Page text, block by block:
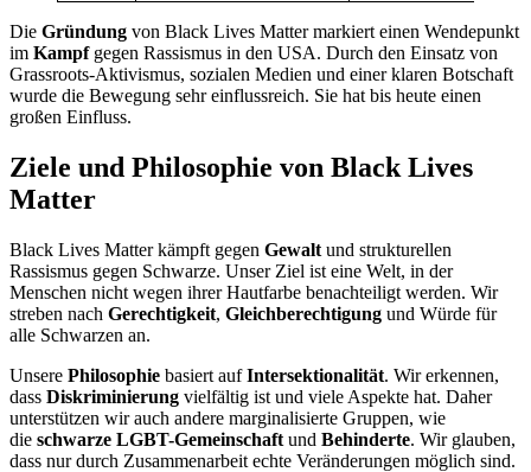
Die Gründung von Black Lives Matter markiert einen Wendepunkt
im Kampfgegen Rassismus in den USA. Durch den Einsatz von
Grassroots-Aktivismus, sozialen Medien und einer klaren Botschaft
wurde die Bewegung sehr einflussreich. Sie hat bis heute einen
großen Einfluss.
Ziele und Philosophie von Black Lives
Matter
Black Lives Matter kämpft gegen Gewalt und strukturellen
Rassismus gegen Schwarze. Unser Ziel ist eine Welt, in der
Menschen nicht wegen ihrer Hautfarbe benachteiligt werden. Wir
streben nach Gerechtigkeit, Gleichberechtigung und Würde für
alle Schwarzen an.
Unsere Philosophie basiert aufIntersektionalität. Wir erkennen,
dass Diskriminierung vielfältig ist und viele Aspekte hat. Daher
unterstützen wir auch andere marginalisierte Gruppen, wie
die schwarze LGBT-Gemeinschaft und Behinderte. Wir glauben,
dass nur durch Zusammenarbeit echte Veränderungen möglich sind.